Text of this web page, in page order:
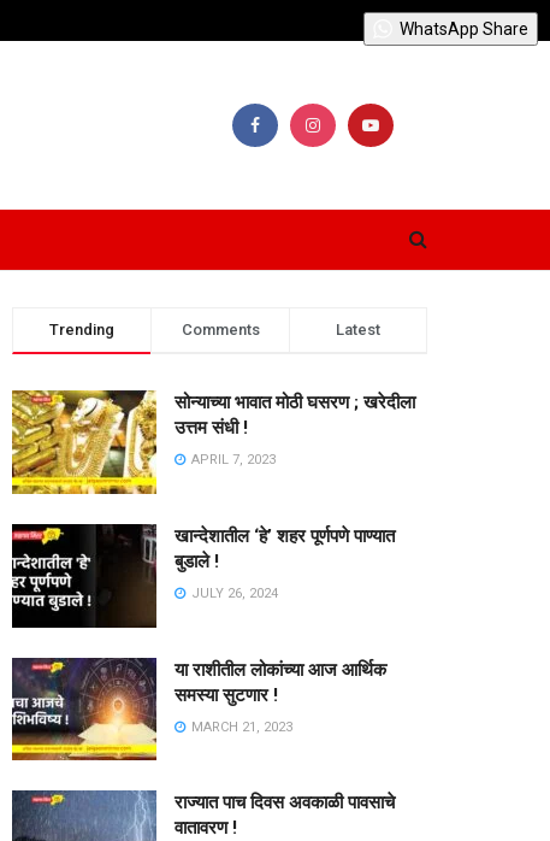
Trending Comments Latest
सोन्याच्या भावात मोठी घसरण ; खरेदीला
उत्तम संधी !
APRIL 7, 2023
खान्देशातील ‘हे’ शहर पूर्णपणे पाण्यात
बुडाले !
JULY 26, 2024
या राशीतील लोकांच्या आज आर्थिक
समस्या सुटणार !
MARCH 21, 2023
राज्यात पाच दिवस अवकाळी पावसाचे
वातावरण !
WhatsApp Share